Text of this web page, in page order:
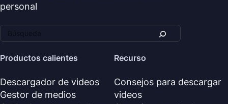
personal
Productos calientes
Descargador de videos
Gestor de medios
Recurso
Consejos para descargar
videos